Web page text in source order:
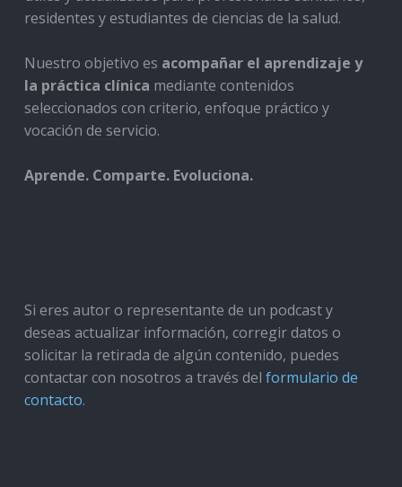
residentes y estudiantes de ciencias de la salud.
Nuestro objetivo es acompañar el aprendizaje y
la práctica clínica mediante contenidos
seleccionados con criterio, enfoque práctico y
vocación de servicio.
Aprende. Comparte. Evoluciona.
Si eres autor o representante de un podcast y
deseas actualizar información, corregir datos o
solicitar la retirada de algún contenido, puedes
contactar con nosotros a través del formulario de
contacto.